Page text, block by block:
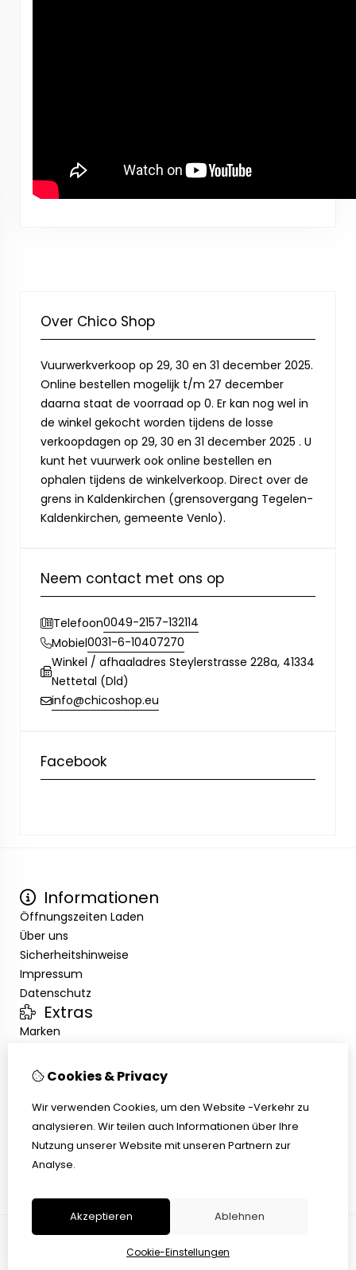
Over Chico Shop
Vuurwerkverkoop op 29, 30 en 31 december 2025.
Online bestellen mogelijk t/m 27 december
daarna staat de voorraad op 0. Er kan nog wel in
de winkel gekocht worden tijdens de losse
verkoopdagen op 29, 30 en 31 december 2025 . U
kunt het vuurwerk ook online bestellen en
ophalen tijdens de winkelverkoop. Direct over de
grens in Kaldenkirchen (grensovergang Tegelen-
Kaldenkirchen, gemeente Venlo).
Neem contact met ons op
Telefoon0049-2157-132114
Mobiel0031-6-10407270
Winkel / afhaaladres Steylerstrasse 228a, 41334
Nettetal (Dld)
info@chicoshop.eu
Facebook
Informationen
Öffnungszeiten Laden
Über uns
Sicherheitshinweise
Impressum
Datenschutz
Extras
Marken
Kundenservice
Übersicht
Abholen
AGB
Widerrufsbelehrung
Cookies & Privacy
Wir verwenden Cookies, um den Website -Verkehr zu
analysieren. Wir teilen auch Informationen über Ihre
Nutzung unserer Website mit unseren Partnern zur
Analyse.
Akzeptieren Ablehnen
Cookie-Einstellungen